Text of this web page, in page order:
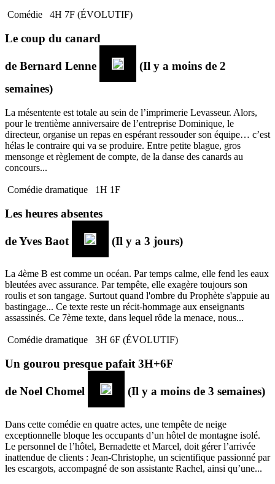
Comédie 4H 7F (ÉVOLUTIF)
Le coup du canard
de Bernard Lenne
(Il y a moins de 2
semaines)
La mésentente est totale au sein de l’imprimerie Levasseur. Alors,
pour le trentième anniversaire de l’entreprise Dominique, le
directeur, organise un repas en espérant ressouder son équipe… c’est
hélas le contraire qui va se produire. Entre petite blague, gros
mensonge et règlement de compte, de la danse des canards au
concours...
Comédie dramatique 1H 1F
Les heures absentes
deYves Baot (Il y a 3 jours)
La 4ème B est comme un océan. Par temps calme, elle fend les eaux
bleutées avec assurance. Par tempête, elle exagère toujours son
roulis et son tangage. Surtout quand l'ombre du Prophète s'appuie au
bastingage... Ce texte reste un récit-hommage aux enseignants
assassinés. Ce 7ème texte, dans lequel rôde la menace, nous...
Comédie dramatique 3H 6F (ÉVOLUTIF)
Un gourou presque pafait 3H+6F
de Noel Chomel (Il y a moins de 3 semaines)
Dans cette comédie en quatre actes, une tempête de neige
exceptionnelle bloque les occupants d’un hôtel de montagne isolé.
Le personnel de l’hôtel, Bernadette et Marcel, doit gérer l’arrivée
inattendue de clients : Jean-Christophe, un scientifique passionné par
les escargots, accompagné de son assistante Rachel, ainsi qu’une...